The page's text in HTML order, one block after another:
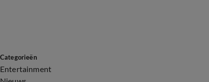
Categorieën
Entertainment